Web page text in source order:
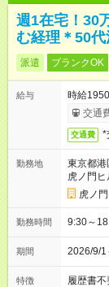
週1在宅！30
む経理＊50代
派遣 ブランクOK
給与
時給
交通
交通費 *
勤務地
東京都港
虎ノ門
虎ノ
勤務時間 9:30～
期間 2026/9/
特徴 履歴書不